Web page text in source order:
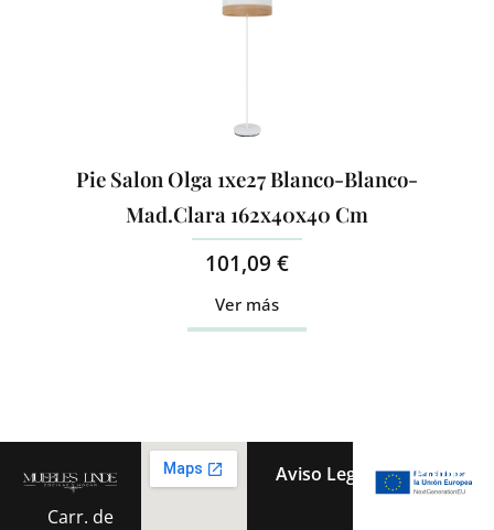
Pie Salon Olga 1xe27 Blanco-Blanco-
Mad.Clara 162x40x40 Cm
101,09 €
Ver más
Carr. de
Aviso Legal Política